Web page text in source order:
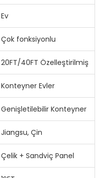
Ev
Çok fonksiyonlu
20FT/40FT Özelleştirilmiş
Konteyner Evler
Genişletilebilir Konteyner
Jiangsu, Çin
Çelik + Sandviç Panel